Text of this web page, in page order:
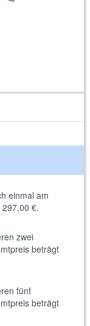
einmal am
297,00 €.
zwei
beträgt
fünf
beträgt